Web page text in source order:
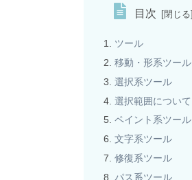
目次
ツール
移動・形系ツール
選択系ツール
選択範囲について
ペイント系ツール
文字系ツール
修復系ツール
パス系ツール